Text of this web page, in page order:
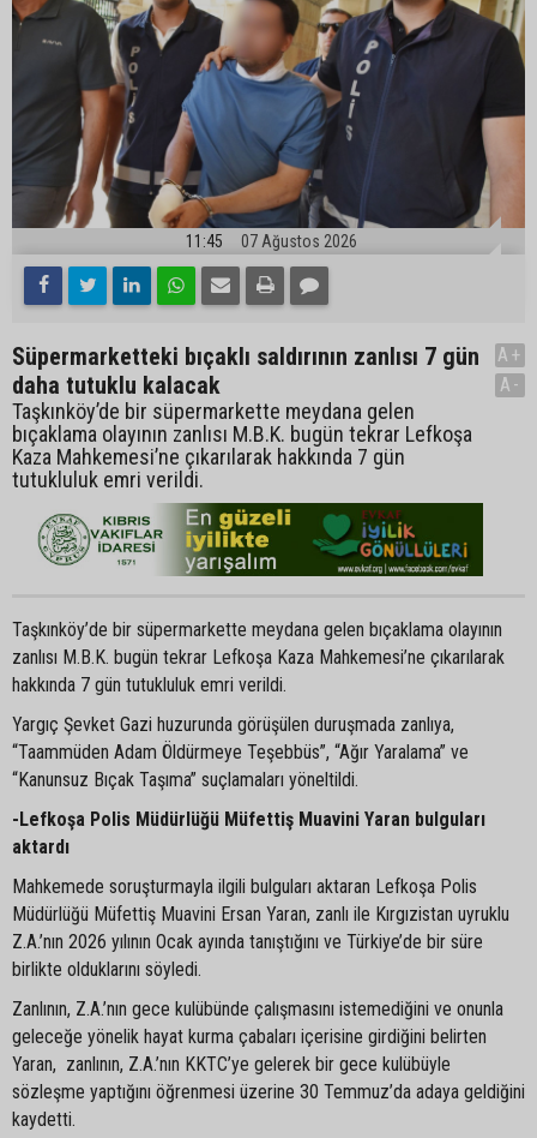
11:45 07 Ağustos 2026
Süpermarketteki bıçaklı saldırının zanlısı 7 gün
daha tutuklu kalacak
Taşkınköy’de bir süpermarkette meydana gelen
bıçaklama olayının zanlısı M.B.K. bugün tekrar Lefkoşa
Kaza Mahkemesi’ne çıkarılarak hakkında 7 gün
tutukluluk emri verildi.
A+
A-
Taşkınköy’de bir süpermarkette meydana gelen bıçaklama olayının
zanlısı M.B.K. bugün tekrar Lefkoşa Kaza Mahkemesi’ne çıkarılarak
hakkında 7 gün tutukluluk emri verildi.
Yargıç Şevket Gazi huzurunda görüşülen duruşmada zanlıya,
“Taammüden Adam Öldürmeye Teşebbüs”, “Ağır Yaralama” ve
“Kanunsuz Bıçak Taşıma” suçlamaları yöneltildi.
-Lefkoşa Polis Müdürlüğü Müfettiş Muavini Yaran bulguları
aktardı
Mahkemede soruşturmayla ilgili bulguları aktaran Lefkoşa Polis
Müdürlüğü Müfettiş Muavini Ersan Yaran, zanlı ile Kırgızistan uyruklu
Z.A.’nın 2026 yılının Ocak ayında tanıştığını ve Türkiye’de bir süre
birlikte olduklarını söyledi.
Zanlının, Z.A.’nın gece kulübünde çalışmasını istemediğini ve onunla
geleceğe yönelik hayat kurma çabaları içerisine girdiğini belirten
Yaran, zanlının, Z.A.’nın KKTC’ye gelerek bir gece kulübüyle
sözleşme yaptığını öğrenmesi üzerine 30 Temmuz’da adaya geldiğini
kaydetti.